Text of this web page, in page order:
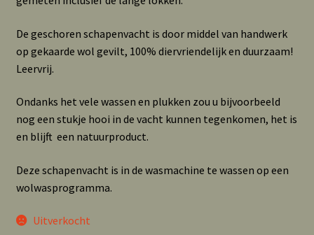
De geschoren schapenvacht is door middel van handwerk
op gekaarde wol gevilt, 100% diervriendelijk en duurzaam!
Leervrij.
Ondanks het vele wassen en plukken zou u bijvoorbeeld
nog een stukje hooi in de vacht kunnen tegenkomen, het is
en blijft een natuurproduct.
Deze schapenvacht is in de wasmachine te wassen op een
wolwasprogramma.
Uitverkocht